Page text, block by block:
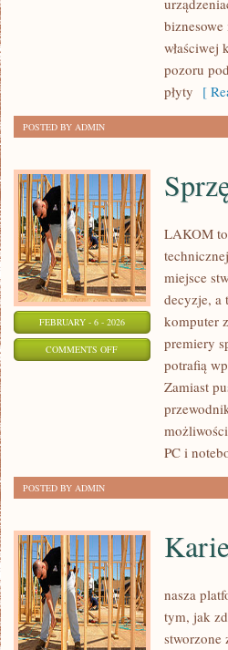
TECHNOLOGIE
właściwej
pozoru
płyty [
POSTED BY ADMIN
FEBRUARY - 6 - 2026
COMMENTS OFFON
KOMPUTEROWY
LAKOM to
miejsce
decyzje, a
komputer
premiery
potrafią
Zamiast
PC i
POSTED BY ADMIN
nasza
tym, jak
stworzone